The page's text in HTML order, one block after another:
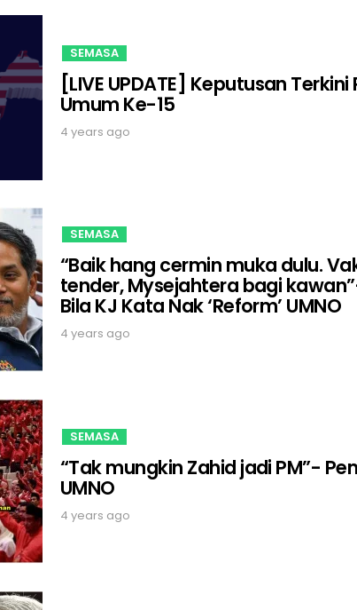
SEMASA
[LIVE UPDATE] Keputusan Terkini
Umum Ke-15
4 years ago
SEMASA
“Baik hang cermin muka dulu.
tender, Mysejahtera bagi
Bila KJ Kata Nak ‘Reform’ UMNO
4 years ago
SEMASA
“Tak mungkin Zahid jadi PM”-
UMNO
4 years ago